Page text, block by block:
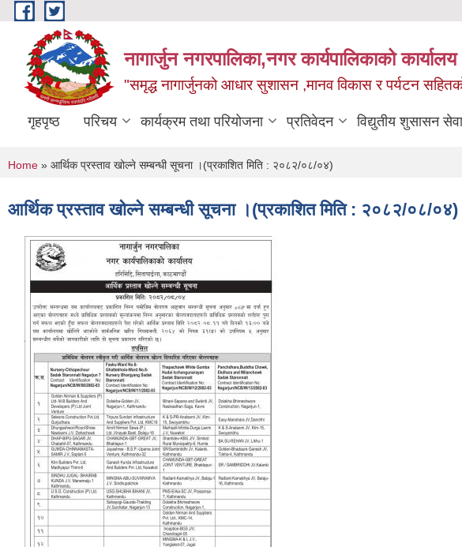
Skip to main content
नागार्जुन नगरपालिका,नगर कार्यपालिकाको कार्यालय
"समृद्ध नागार्जुनको आधार सुशासन ,मानव विकास र पर्यटन सहितको
गृहपृष्ठ परिचय कार्यक्रम तथा परियोजना प्रतिवेदन विद्युतीय शुसासन सेवा
You are here
Home » आर्थिक प्रस्ताव खोल्ने सम्बन्धी सूचना ।(प्रकाशित मिति : २०८२/०८/०४)
आर्थिक प्रस्ताव खोल्ने सम्बन्धी सूचना ।(प्रकाशित मिति : २०८२/०८/०४)